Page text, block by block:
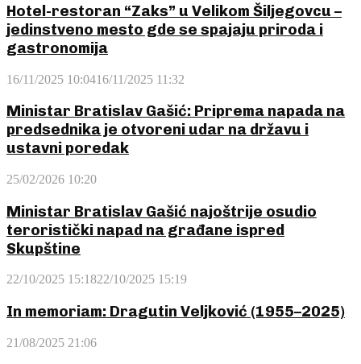
Hotel-restoran “Zaks” u Velikom Šiljegovcu –
jedinstveno mesto gde se spajaju priroda i
gastronomija
16/11/2025 10:0416/11/2025 11:32
Ministar Bratislav Gašić: Priprema napada na
predsednika je otvoreni udar na državu i
ustavni poredak
25/02/2026 10:20
Ministar Bratislav Gašić najoštrije osudio
teroristički napad na građane ispred
Skupštine
22/10/2025 15:1822/10/2025 15:19
In memoriam: Dragutin Veljković (1955–2025)
21/08/2025 21:06